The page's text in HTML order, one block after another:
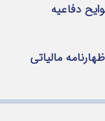
دفاعیه
مالیاتی